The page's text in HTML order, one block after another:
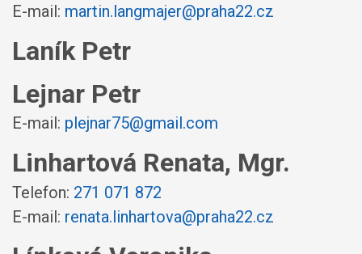
E-mail: martin.langmajer@praha22.cz
Laník Petr
Lejnar Petr
E-mail: plejnar75@gmail.com
Linhartová Renata, Mgr.
Telefon: 271 071 872
E-mail: renata.linhartova@praha22.cz